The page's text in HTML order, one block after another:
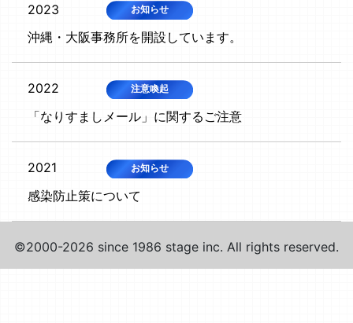
2023 お知らせ
沖縄・大阪事務所を開設しています。
2022 注意喚起
「なりすましメール」に関するご注意
2021 お知らせ
感染防止策について
©2000-2026 since 1986 stage inc. All rights reserved.